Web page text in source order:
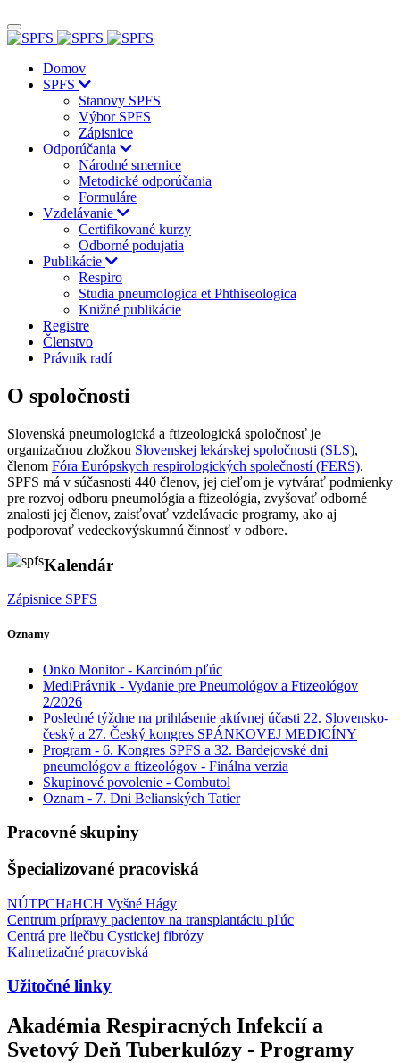
Domov
SPFS
Stanovy SPFS
Výbor SPFS
Zápisnice
Odporúčania
Národné smernice
Metodické odporúčania
Formuláre
Vzdelávanie
Certifikované kurzy
Odborné podujatia
Publikácie
Respiro
Studia pneumologica et Phthiseologica
Knižné publikácie
Registre
Členstvo
Právnik radí
O spoločnosti
Slovenská pneumologická a ftizeologická spoločnosť je
organizačnou zložkou Slovenskej lekárskej spoločnosti (SLS),
členom Fóra Európskych respirologických společností (FERS).
SPFS má v súčasnosti 440 členov, jej cieľom je vytvárať podmienky
pre rozvoj odboru pneumológia a ftizeológia, zvyšovať odborné
znalosti jej členov, zaisťovať vzdelávacie programy, ako aj
podporovať vedeckovýskumnú činnosť v odbore.
Kalendár
Zápisnice SPFS
Oznamy
Onko Monitor - Karcinóm pľúc
MediPrávnik - Vydanie pre Pneumológov a Ftizeológov
2/2026
Posledné týždne na prihlásenie aktívnej účasti 22. Slovensko-
český a 27. Český kongres SPÁNKOVEJ MEDICÍNY
Program - 6. Kongres SPFS a 32. Bardejovské dni
pneumológov a ftizeológov - Finálna verzia
Skupinové povolenie - Combutol
Oznam - 7. Dni Belianských Tatier
Pracovné skupiny
Špecializované pracoviská
NÚTPCHaHCH Vyšné Hágy
Centrum prípravy pacientov na transplantáciu pľúc
Centrá pre liečbu Cystickej fibrózy
Kalmetizačné pracoviská
Užitočné linky
Akadémia Respiracných Infekcií a
Svetový Deň Tuberkulózy - Programy